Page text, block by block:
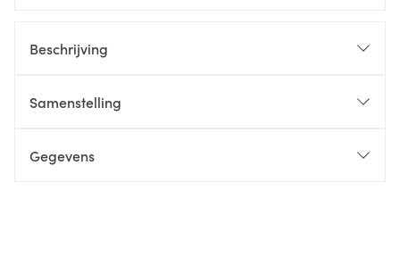
Beschrijving
Samenstelling
Gegevens